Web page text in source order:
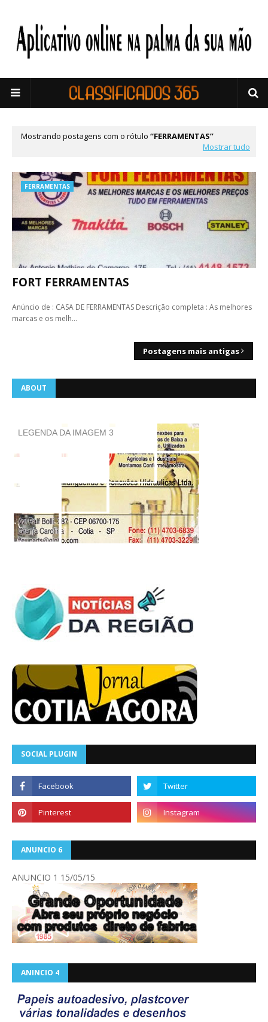
Mostrando postagens com o rótulo
FERRAMENTAS
Mostrar tudo
FERRAMENTAS
FORT FERRAMENTAS
Anúncio de : CASA DE FERRAMENTAS Descrição completa : As melhores
marcas e os melh…
Postagens mais antigas
ABOUT
LEGENDA DA IMAGEM 3
SOCIAL PLUGIN
ANUNCIO 6
ANUNCIO 1 15/05/15
ANINCIO 4